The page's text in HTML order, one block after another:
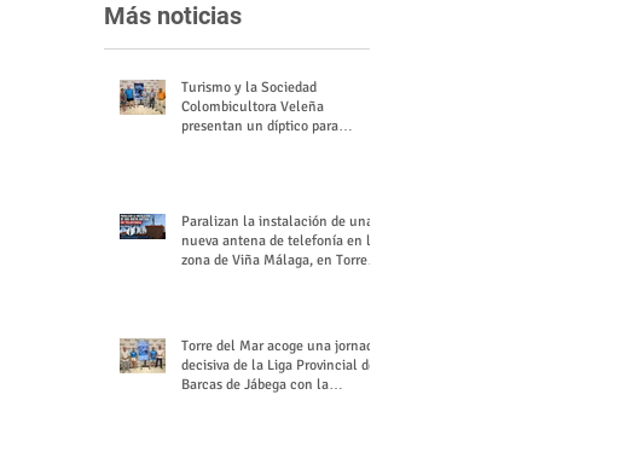
Más noticias
Turismo y la Sociedad
Colombicultora Veleña
presentan un díptico para
Paralizan la instalación de una
nueva antena de telefonía en la
zona de Viña Málaga, en Torre
Torre del Mar acoge una jornada
decisiva de la Liga Provincial de
Barcas de Jábega con la